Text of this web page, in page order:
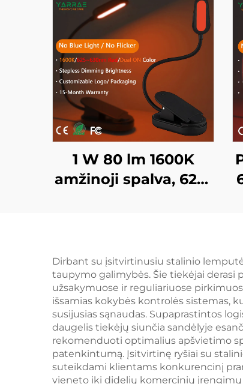
1 W 80 lm 1600K
amžinoji spalva, 625–
dažytas kūnas, LED
knygos lempa
Dirbant su įsitvirtinusiu stalinio
taupymo galimybės. Šie tiekėjai derasi
užsakymuose ir reguliariuose
išsamias kokybės kontrolės sistemas,
susijusias sąnaudas. Supaprastintos
daugelis tiekėjų siunčia sandėlyje
rekomenduoti optimalius apšvietimo
patenkintumą. Įsitvirtinę ryšiai su
suteikdami klientams konkurencinį
vieneto iki didelių komercinių